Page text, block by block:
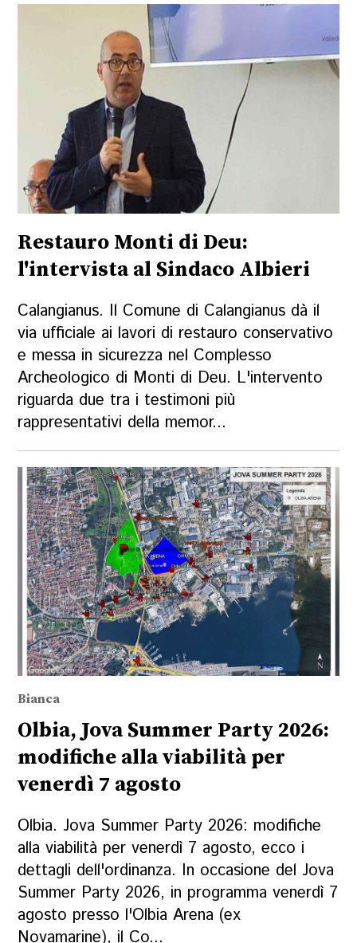
Restauro Monti di Deu:
l'intervista al Sindaco Albieri
Calangianus. Il Comune di Calangianus dà il
via ufficiale ai lavori di restauro conservativo
e messa in sicurezza nel Complesso
Archeologico di Monti di Deu. L'intervento
riguarda due tra i testimoni più
rappresentativi della memor...
Bianca
Olbia, Jova Summer Party 2026:
modifiche alla viabilità per
venerdì 7 agosto
Olbia. Jova Summer Party 2026: modifiche
alla viabilità per venerdì 7 agosto, ecco i
dettagli dell'ordinanza. In occasione del Jova
Summer Party 2026, in programma venerdì 7
agosto presso l'Olbia Arena (ex
Novamarine), il Co...